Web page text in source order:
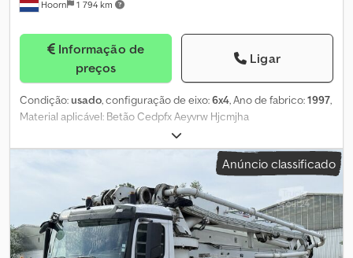
Hoorn 1 794 km
Informação de
preços
Ligar
Condição:usado, configuração de eixo:6x4, Ano de fabrico:1997,
Material aplicável: Betão Cedpfx Aeyvrw Hjcmjha
Anúncio classificado